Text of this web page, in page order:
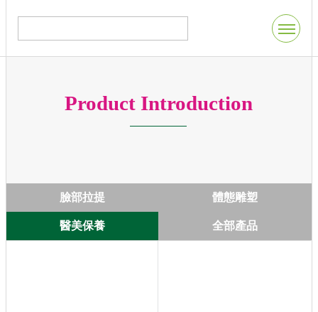
Product Introduction
臉部拉提 體態雕塑
醫美保養 全部產品